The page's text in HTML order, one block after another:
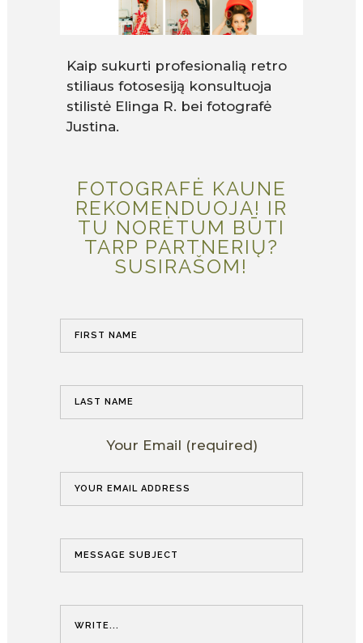
Kaip sukurti profesionalią retro
stiliaus fotosesiją konsultuoja
stilistė Elinga R. bei fotografė
Justina.
FOTOGRAFĖ KAUNE
REKOMENDUOJA! IR
TU NORĖTUM BŪTI
TARP PARTNERIŲ?
SUSIRAŠOM!
Your Email (required)